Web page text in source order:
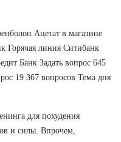
Ацетат в магазине
Горячая линия Ситибанк
Банк Задать вопрос 645
19 367 вопросов Тема дня
для похудения
и силы. Впрочем,